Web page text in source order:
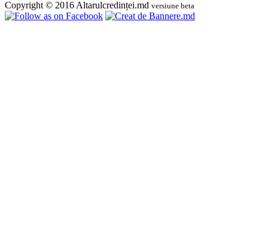
Copyright © 2016 Altarulcredinței.md versiune beta